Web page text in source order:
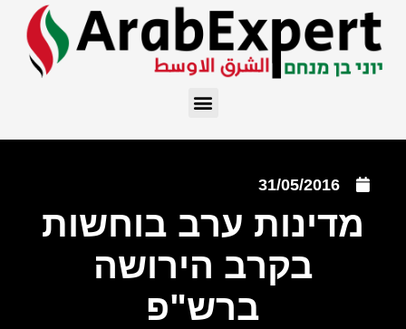
31/05/2016
מדינות ערב בוחשות
בקרב הירושה
ברש"פ